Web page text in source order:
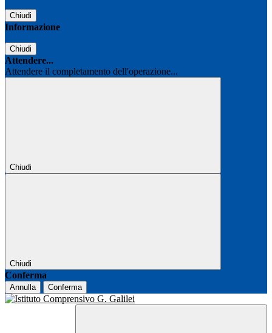
Chiudi
Informazione
Chiudi
Attendere...
Attendere il completamento dell'operazione...
Chiudi
Chiudi
Conferma
Annulla Conferma